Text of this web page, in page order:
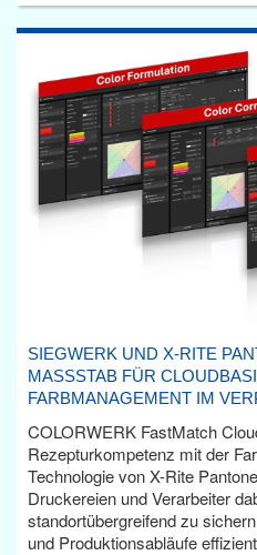
SIEGWERK UND X-RITE
MASSSTAB FÜR
ARBMANAGEMENT IM
COLORWERK FastMatch
Rezepturkompetenz mit der
Technologie von X-Rite
Druckereien und Verarbeiter
standortübergreifend zu
und Produktionsabläufe